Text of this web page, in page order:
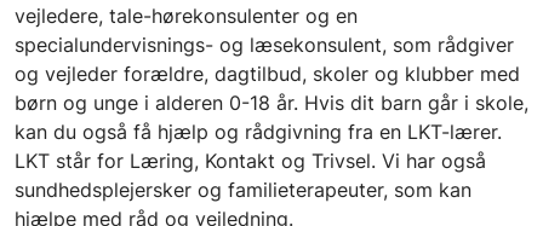
vejledere, tale-hørekonsulenter og en
specialundervisnings- og læsekonsulent, som rådgiver
og vejleder forældre, dagtilbud, skoler og klubber med
børn og unge i alderen 0-18 år. Hvis dit barn går i skole,
kan du også få hjælp og rådgivning fra en LKT-lærer.
LKT står for Læring, Kontakt og Trivsel. Vi har også
sundhedsplejersker og familieterapeuter, som kan
hjælpe med råd og vejledning.